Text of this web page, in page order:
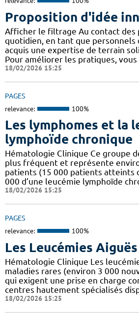
Proposition d'idée
Afficher le filtrage Au contact des
quotidien, en tant que personnels
acquis une expertise de terrain
Pour améliorer les pratiques,
18/02/2026 15:25
PAGES
relevance: 100%
Les lymphomes et la
lymphoïde chronique
Hématologie Clinique Ce groupe
plus fréquent et représente
patients (15 000 patients atteints
000 d’une leucémie lymphoïde
18/02/2026 15:25
PAGES
relevance: 100%
Les Leucémies Aiguës
Hématologie Clinique Les
maladies rares (environ 3 000
qui exigent une prise en charge
centres hautement spécialisés
18/02/2026 15:25